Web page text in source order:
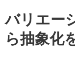
バリエー
ら抽象化